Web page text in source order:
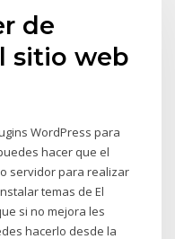
de
sitio web
WordPress para
hacer que el
servidor para realizar
temas de El
si no mejora les
hacerlo desde la